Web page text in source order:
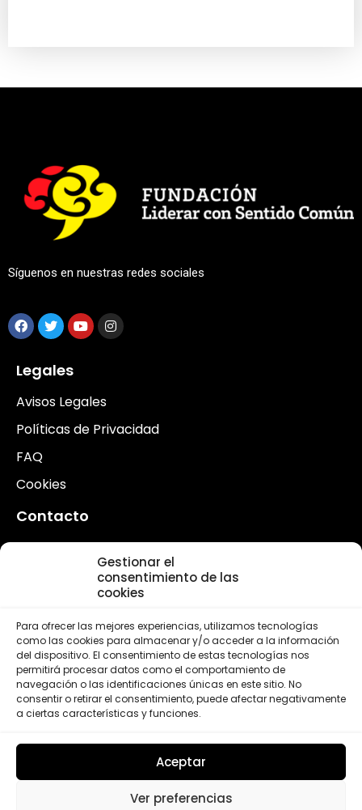
Gestionar el
consentimiento de las
cookies
Para ofrecer las mejores experiencias, utilizamos tecnologías
como las cookies para almacenar y/o acceder a la información
del dispositivo. El consentimiento de estas tecnologías nos
permitirá procesar datos como el comportamiento de
navegación o las identificaciones únicas en este sitio. No
consentir o retirar el consentimiento, puede afectar negativamente
a ciertas características y funciones.
Aceptar
Ver preferencias
Síguenos en nuestras redes sociales
Legales
Avisos Legales
Políticas de Privacidad
FAQ
Cookies
Contacto
Contacto
Fundación
¿Quiénes somos?
FLSC en España
FLSC en el Mundo